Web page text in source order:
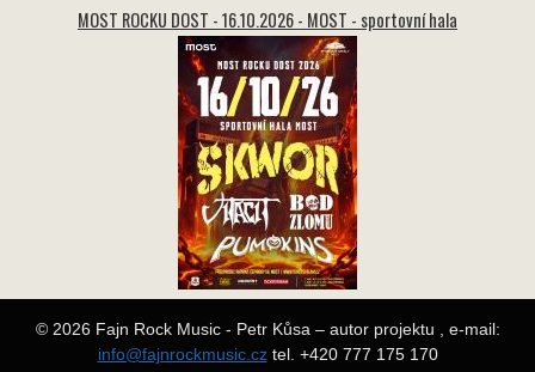
MOST ROCKU DOST - 16.10.2026 - MOST - sportovní hala
© 2026 Fajn Rock Music - Petr Kůsa – autor projektu , e-mail:
info@fajnrockmusic.cztel. +420 777 175 170